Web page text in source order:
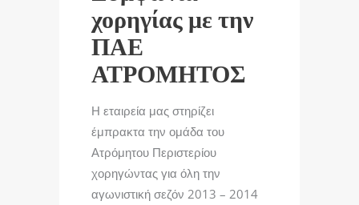
χορηγίας με την
ΠΑΕ
ΑΤΡΟΜΗΤΟΣ
Η εταιρεία μας στηρίζει
έμπρακτα την ομάδα του
Ατρόμητου Περιστερίου
χορηγώντας για όλη την
αγωνιστική σεζόν 2013 – 2014